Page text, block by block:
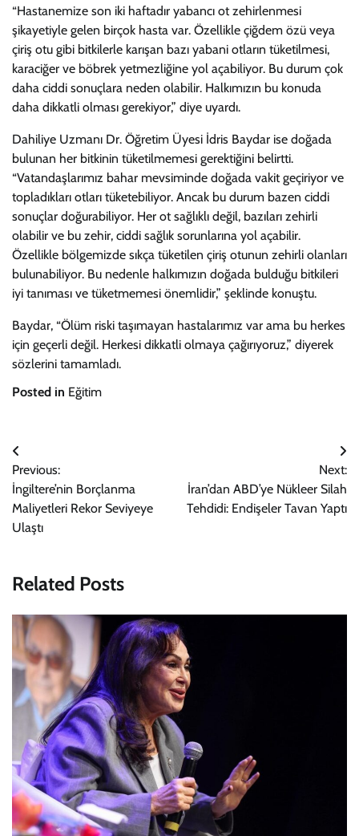
“Hastanemize son iki haftadır yabancı ot zehirlenmesi
şikayetiyle gelen birçok hasta var. Özellikle çiğdem özü veya
çiriş otu gibi bitkilerle karışan bazı yabani otların tüketilmesi,
karaciğer ve böbrek yetmezliğine yol açabiliyor. Bu durum çok
daha ciddi sonuçlara neden olabilir. Halkımızın bu konuda
daha dikkatli olması gerekiyor,” diye uyardı.
Dahiliye Uzmanı Dr. Öğretim Üyesi İdris Baydar ise doğada
bulunan her bitkinin tüketilmemesi gerektiğini belirtti.
“Vatandaşlarımız bahar mevsiminde doğada vakit geçiriyor ve
topladıkları otları tüketebiliyor. Ancak bu durum bazen ciddi
sonuçlar doğurabiliyor. Her ot sağlıklı değil, bazıları zehirli
olabilir ve bu zehir, ciddi sağlık sorunlarına yol açabilir.
Özellikle bölgemizde sıkça tüketilen çiriş otunun zehirli olanları
bulunabiliyor. Bu nedenle halkımızın doğada bulduğu bitkileri
iyi tanıması ve tüketmemesi önemlidir,” şeklinde konuştu.
Baydar, “Ölüm riski taşımayan hastalarımız var ama bu herkes
için geçerli değil. Herkesi dikkatli olmaya çağırıyoruz,” diyerek
sözlerini tamamladı.
Posted in Eğitim
Yazı
gezinmesi
Previous:
İngiltere’nin Borçlanma
Maliyetleri Rekor Seviyeye
Ulaştı
Next:
İran’dan ABD’ye Nükleer Silah
Tehdidi: Endişeler Tavan Yaptı
Related Posts